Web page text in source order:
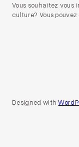
Vous souhaitez vous
culture? Vous
Designed with